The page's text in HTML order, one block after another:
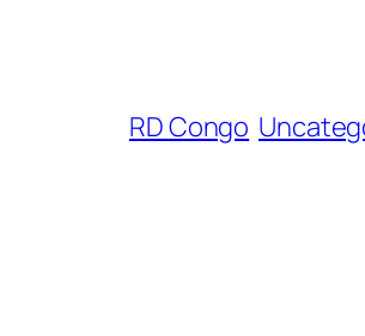
RD Congo